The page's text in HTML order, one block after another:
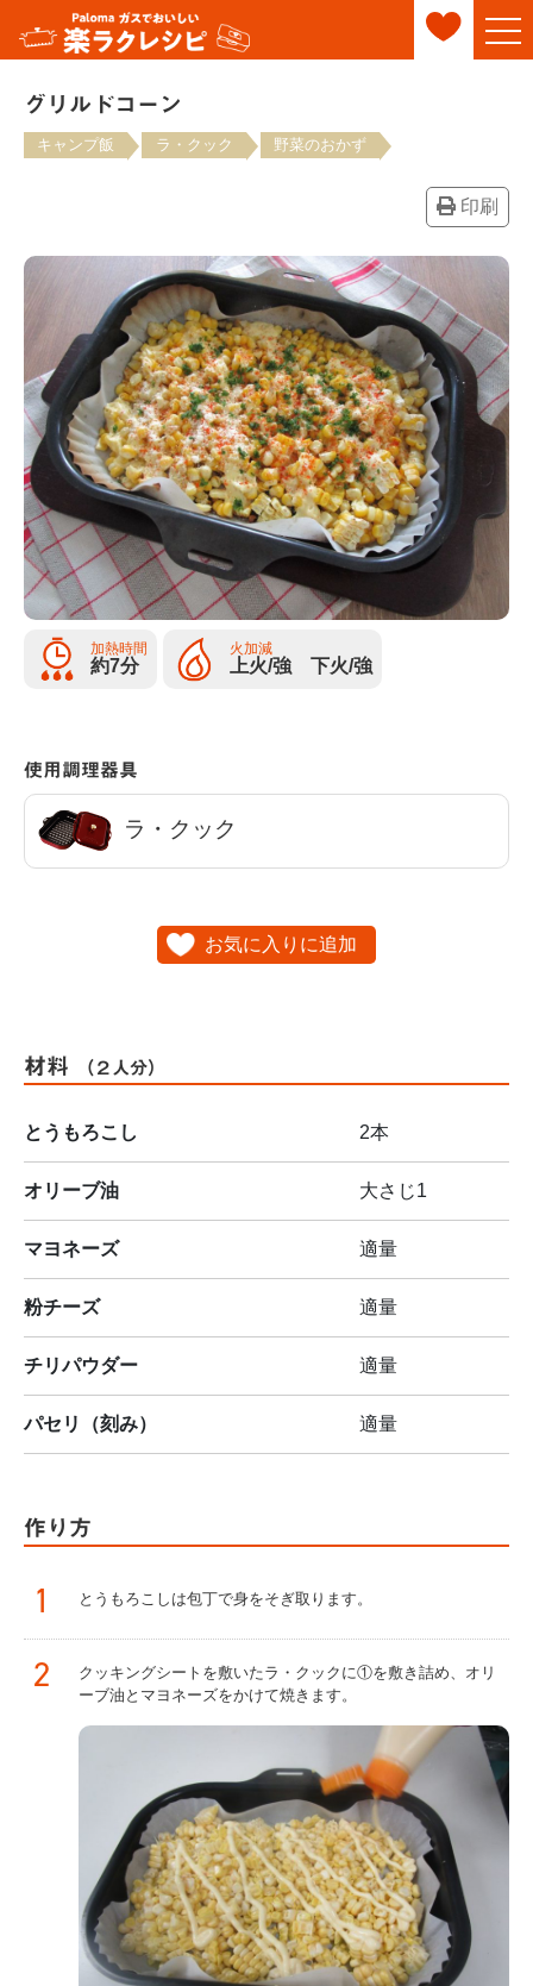
グリルドコーン
キャンプ飯 ラ・クック 野菜のおかず
印刷
加熱時間
約7分
火加減
上火/強 下火/強
使用調理器具
ラ・クック
お気に入りに追加
材料 （２人分）
とうもろこし 2本
オリーブ油 大さじ1
マヨネーズ 適量
粉チーズ 適量
チリパウダー 適量
パセリ（刻み） 適量
作り方
1 とうもろこしは包丁で身をそぎ取ります。
2
クッキングシートを敷いたラ・クックに①を敷き詰め、オリ
ーブ油とマヨネーズをかけて焼きます。